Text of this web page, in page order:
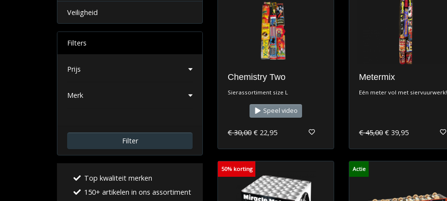
Veiligheid
Filters
Prijs
Merk
Filter
Top kwaliteit merken
150+ artikelen in ons assortiment
Chemistry Two
Sierassortiment size L
Speel video
€ 30,00 € 22,95
Metermix
Eén meter vol met siervuurwerk!
€ 45,00 € 39,95
50% korting Actie